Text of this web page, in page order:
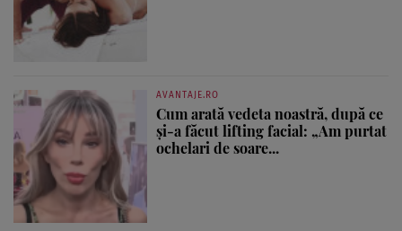
AVANTAJE.RO
Cum arată vedeta noastră, după ce
și-a făcut lifting facial: „Am purtat
ochelari de soare...